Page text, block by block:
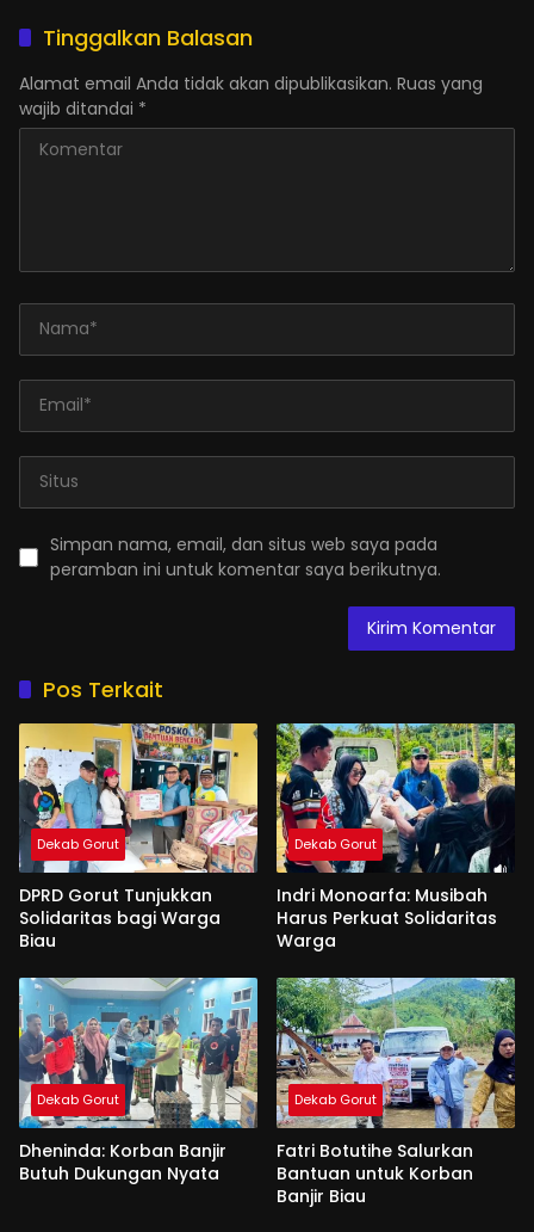
Tinggalkan Balasan
Alamat email Anda tidak akan dipublikasikan. Ruas yang
wajib ditandai *
Simpan nama, email, dan situs web saya pada
peramban ini untuk komentar saya berikutnya.
Pos Terkait
Dekab Gorut
DPRD Gorut Tunjukkan
Solidaritas bagi Warga
Biau
Dekab Gorut
Indri Monoarfa: Musibah
Harus Perkuat Solidaritas
Warga
Dekab Gorut
Dheninda: Korban Banjir
Butuh Dukungan Nyata
Dekab Gorut
Fatri Botutihe Salurkan
Bantuan untuk Korban
Banjir Biau